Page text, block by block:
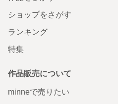
ショップをさがす
ランキング
特集
作品販売について
minneで売りたい